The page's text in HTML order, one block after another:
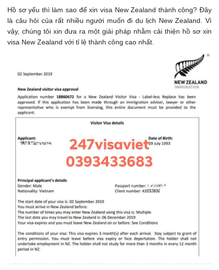
Hồ sơ yếu thì làm sao để xin visa New Zealand thành công? Đây
là câu hỏi của rất nhiều người muốn đi du lịch New Zealand. Vì
vậy, chúng tôi xin đưa ra một giải pháp nhằm cải thiện hồ sơ xin
visa New Zealand với tỉ lệ thành công cao nhất.